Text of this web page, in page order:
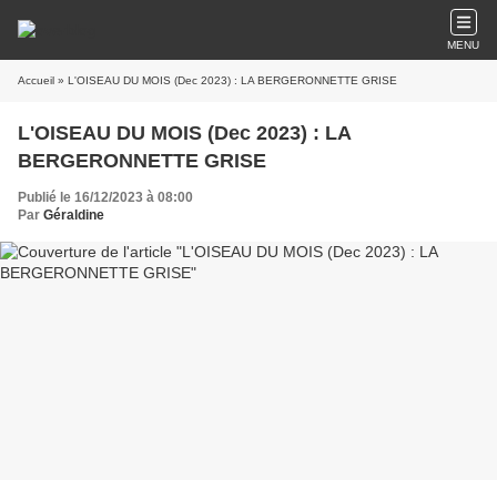
MENU
Accueil » L'OISEAU DU MOIS (Dec 2023) : LA BERGERONNETTE GRISE
L'OISEAU DU MOIS (Dec 2023) : LA
BERGERONNETTE GRISE
Publié le 16/12/2023 à 08:00
Par Géraldine